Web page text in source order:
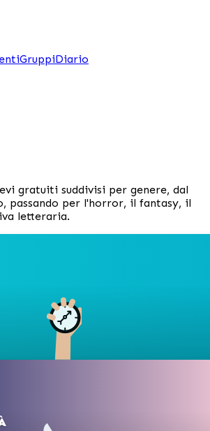
GruppiDiario
gratuiti suddivisi per genere, dal
passando per l'horror, il fantasy, il
letteraria.